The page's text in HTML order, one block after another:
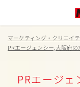
マーケティング・クリエイ
PRエージェンシー,大阪府
PRエージ